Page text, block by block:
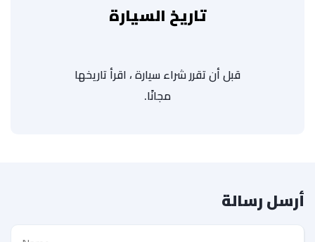
تاريخ السيارة
قبل أن تقرر شراء سيارة ، اقرأ تاريخها
مجانًا.
أرسل رسالة